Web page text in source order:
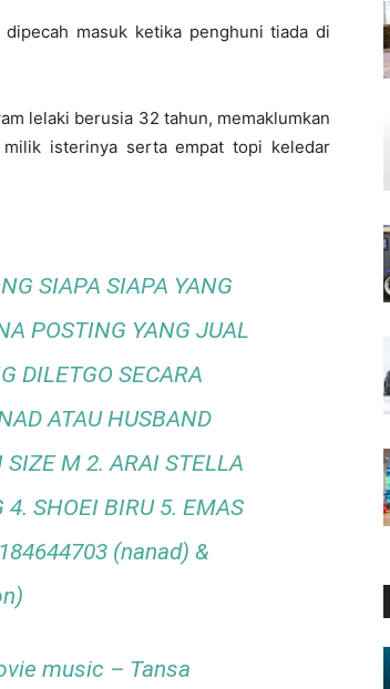
masuk ketika penghuni tiada di
lelaki berusia 32 tahun, memaklumkan
milik isterinya serta empat topi keledar
SIAPA SIAPA YANG
POSTING YANG JUAL
DILETGO SECARA
ATAU HUSBAND
M 2. ARAI STELLA
SHOEI BIRU 5. EMAS
(nanad) &
music – Tansa